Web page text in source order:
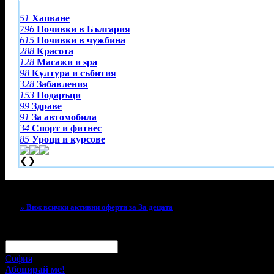
51 Хапване
796 Почивки в България
615 Почивки в чужбина
288 Красота
128 Масажи и spa
98 Култура и събития
328 Забавления
153 Подаръци
99 Здраве
91 За автомобила
34 Спорт и фитнес
85 Уроци и курсове
❮ ❯
» Виж всички активни оферти за За децата
София
Абонирай ме!